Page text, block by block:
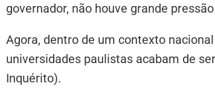
governador, não houve grande
Agora, dentro de um contexto
universidades paulistas acabam de
Inquérito).